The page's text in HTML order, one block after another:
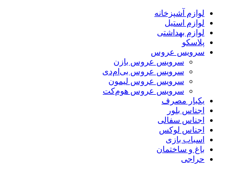
لوازم آشپزخانه
لوازم استیل
لوازم بهداشتی
پلاسکو
سرویس عروس
سرویس عروس بازن
سرویس عروس بی‌ام‌دی
سرویس عروس لیمون
سرویس عروس هوم‌کت
یکبار مصرف
اجناس بلور
اجناس سفالی
اجناس لوکس
اسباب بازی
باغ و ساختمان
حراجی